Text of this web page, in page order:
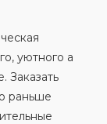
уютного а
Заказать
раньше